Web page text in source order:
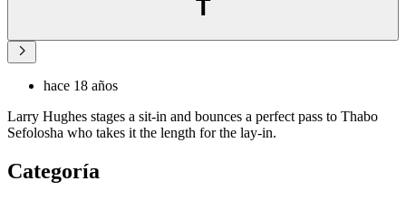
T
hace 18 años
Larry Hughes stages a sit-in and bounces a perfect pass to Thabo
Sefolosha who takes it the length for the lay-in.
Categoría